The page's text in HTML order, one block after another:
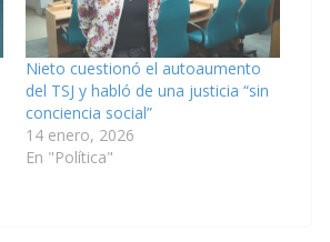
Nieto cuestionó el autoaumento
del TSJ y habló de una justicia “sin
conciencia social”
14 enero, 2026
En "Política"